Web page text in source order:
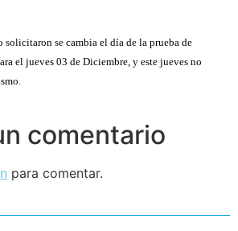
solicitaron se cambia el día de la prueba de
el jueves 03 de Diciembre, y este jueves no
comentario
para comentar.